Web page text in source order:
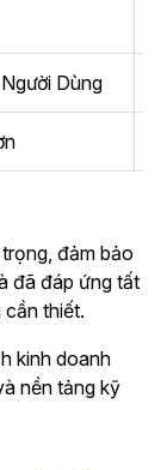
Dùng
đảm bảo
đã đáp ứng tất
thiết.
kinh doanh
nền tảng kỹ